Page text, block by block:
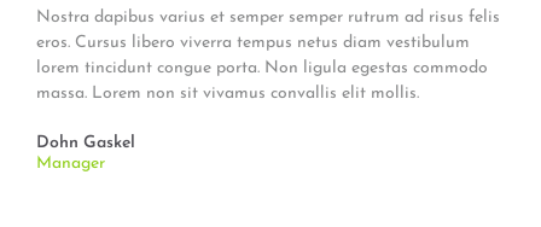
Nostra dapibus varius et semper semper rutrum ad risus felis
eros. Cursus libero viverra tempus netus diam vestibulum
lorem tincidunt congue porta. Non ligula egestas commodo
massa. Lorem non sit vivamus convallis elit mollis.
Dohn Gaskel
Manager